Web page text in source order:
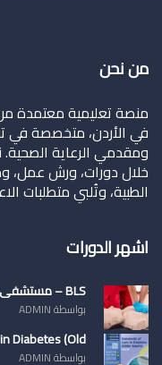
من نحن
منصة تعليمية معتمدة من
في الأردن، متخصصة في
ومقدمي الرعاية
خلال دورات، ورش عمل،
الطبية، وتُلبي متطلبات
اشهر الدورات
BLS – مستشفى عبد الهادي
بواسطة ADMIN
Diabetes (Old...
بواسطة ADMIN